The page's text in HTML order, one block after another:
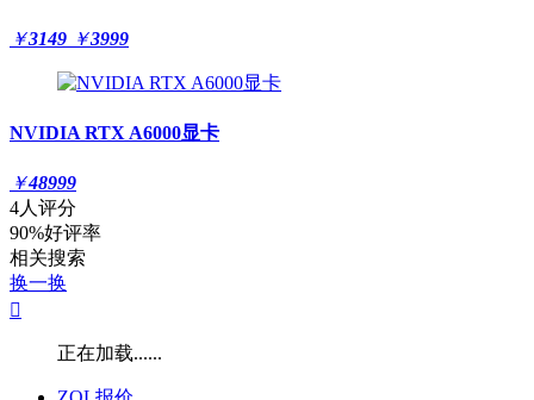
￥3149 ￥3999
NVIDIA RTX A6000显卡
￥48999
4人评分
90%好评率
相关搜索
换一换

正在加载......